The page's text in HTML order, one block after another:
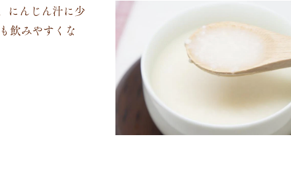
にんじん汁に少
飲みやすくな